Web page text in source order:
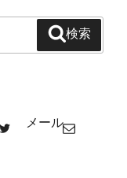
検索
メール